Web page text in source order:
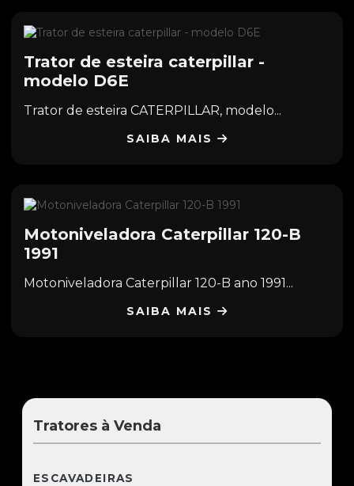
Tratores à Venda
ESCAVADEIRAS
Trator de esteira caterpillar -
modelo D6E
Trator de esteira CATERPILLAR, modelo...
SAIBA MAIS
Motoniveladora Caterpillar 120-B
1991
Motoniveladora Caterpillar 120-B ano 1991...
SAIBA MAIS